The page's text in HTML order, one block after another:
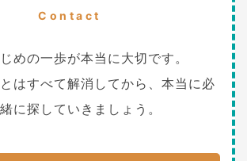
Contact
めの一歩が本当に大切です。
はすべて解消してから、本当に必
に探していきましょう。